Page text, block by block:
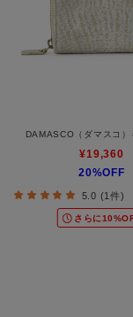
DAMASCO（ダマスコ）
¥19,360
20%OFF
5.0 (1件)
さらに